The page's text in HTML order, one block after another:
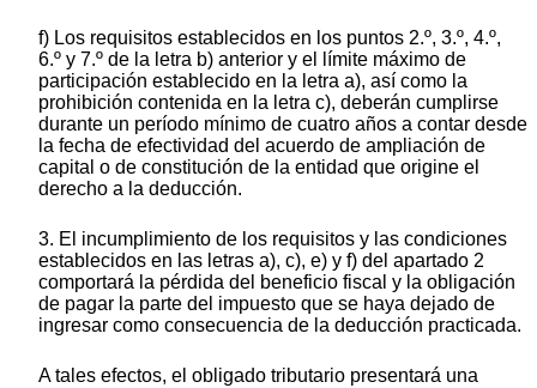
f) Los requisitos establecidos en los puntos 2.º, 3.º, 4.º,
6.º y 7.º de la letra b) anterior y el límite máximo de
participación establecido en la letra a), así como la
prohibición contenida en la letra c), deberán cumplirse
durante un período mínimo de cuatro años a contar desde
la fecha de efectividad del acuerdo de ampliación de
capital o de constitución de la entidad que origine el
derecho a la deducción.
3. El incumplimiento de los requisitos y las condiciones
establecidos en las letras a), c), e) y f) del apartado 2
comportará la pérdida del beneficio fiscal y la obligación
de pagar la parte del impuesto que se haya dejado de
ingresar como consecuencia de la deducción practicada.
A tales efectos, el obligado tributario presentará una